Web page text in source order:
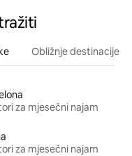
Obližnje destinacije
za mjesečni najam
za mjesečni najam